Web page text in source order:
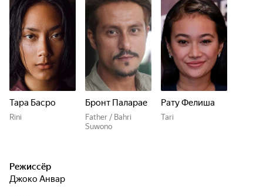
Тара Басро
Rini
Бронт Паларае
Father / Bahri
Suwono
Рату Фелиша
Tari
Режиссёр
Джоко Анвар